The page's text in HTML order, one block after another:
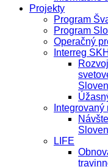
Projekty
Program
Program
Operačný
Interreg
LIFE